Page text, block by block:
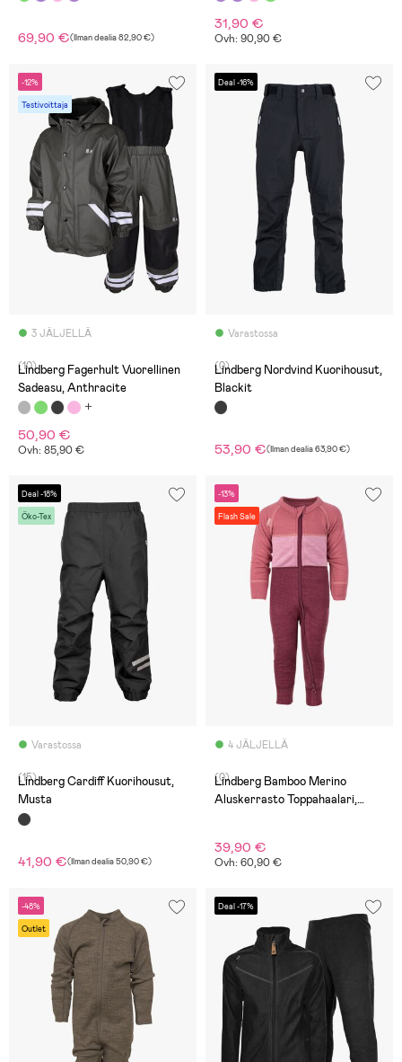
69,90 €(Ilman dealia82,90 €)
31,90 €
Ovh: 90,90 €
-12%
Testivoittaja
3 JÄLJELLÄ
(10)
Lindberg Fagerhult Vuorellinen
Sadeasu, Anthracite
50,90 €
Ovh: 85,90 €
Deal -16%
Varastossa
(0)
Lindberg Nordvind Kuorihousut,
Blackit
53,90 €(Ilman dealia63,90 €)
Deal -18%
Öko-Tex
Varastossa
(15)
Lindberg Cardiff Kuorihousut,
Musta
41,90 €(Ilman dealia50,90 €)
-13%
Flash Sale
4 JÄLJELLÄ
(0)
Lindberg Bamboo Merino
Aluskerrasto Toppahaalari,
39,90 €
Ovh: 60,90 €
-48%
Outlet
Deal -17%